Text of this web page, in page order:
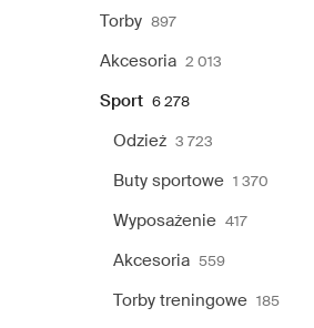
Torby 897
Akcesoria 2 013
Sport 6 278
Odzież 3 723
Buty sportowe 1 370
Wyposażenie 417
Akcesoria 559
Torby treningowe 185